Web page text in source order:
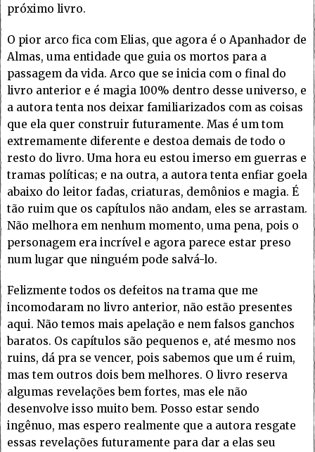
próximo livro.
O pior arco fica com Elias, que agora é o Apanhador de
Almas, uma entidade que guia os mortos para a
passagem da vida. Arco que se inicia com o final do
livro anterior e é magia 100% dentro desse universo, e
a autora tenta nos deixar familiarizados com as coisas
que ela quer construir futuramente. Mas é um tom
extremamente diferente e destoa demais de todo o
resto do livro. Uma hora eu estou imerso em guerras e
tramas políticas; e na outra, a autora tenta enfiar goela
abaixo do leitor fadas, criaturas, demônios e magia. É
tão ruim que os capítulos não andam, eles se arrastam.
Não melhora em nenhum momento, uma pena, pois o
personagem era incrível e agora parece estar preso
num lugar que ninguém pode salvá-lo.
Felizmente todos os defeitos na trama que me
incomodaram no livro anterior, não estão presentes
aqui. Não temos mais apelação e nem falsos ganchos
baratos. Os capítulos são pequenos e, até mesmo nos
ruins, dá pra se vencer, pois sabemos que um é ruim,
mas tem outros dois bem melhores. O livro reserva
algumas revelações bem fortes, mas ele não
desenvolve isso muito bem. Posso estar sendo
ingênuo, mas espero realmente que a autora resgate
essas revelações futuramente para dar a elas seu